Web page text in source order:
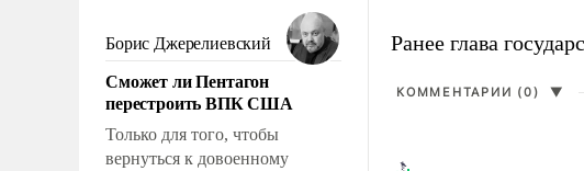
Борис Джерелиевский
Сможет ли Пентагон
перестроить ВПК США
Только для того, чтобы
вернуться к довоенному
Ранее глава
КОММЕНТАРИИ (0) ▼